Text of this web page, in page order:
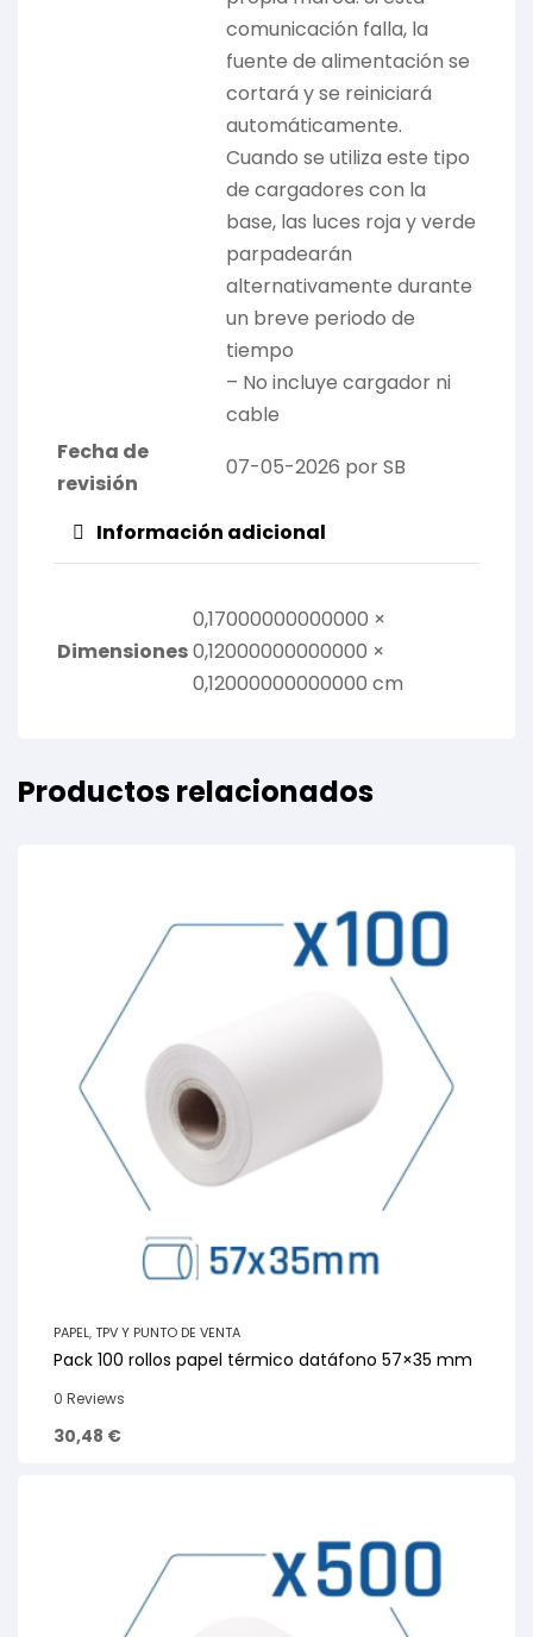
comunicación falla, la
fuente de alimentación se
cortará y se reiniciará
automáticamente.
Cuando se utiliza este tipo
de cargadores con la
base, las luces roja y verde
parpadearán
alternativamente durante
un breve periodo de
tiempo
– No incluye cargador ni
cable
Fecha de
revisión
07-05-2026 por SB
Información adicional
Dimensiones
0,17000000000000 ×
0,12000000000000 ×
0,12000000000000 cm
Productos relacionados
PAPEL,TPV Y PUNTO DE VENTA
Pack 100 rollos papel térmico datáfono 57×35 mm
0 Reviews
30,48 €